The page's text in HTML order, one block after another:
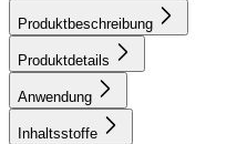
Produktbeschreibung
Produktdetails
Anwendung
Inhaltsstoffe